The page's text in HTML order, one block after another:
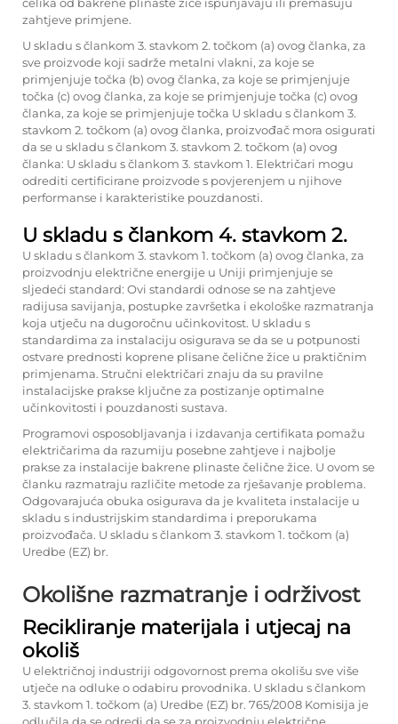
čelika od bakrene plinaste žice ispunjavaju ili premašuju
zahtjeve primjene.
U skladu s člankom 3. stavkom 2. točkom (a) ovog članka, za
sve proizvode koji sadrže metalni vlakni, za koje se
primjenjuje točka (b) ovog članka, za koje se primjenjuje
točka (c) ovog članka, za koje se primjenjuje točka (c) ovog
članka, za koje se primjenjuje točka U skladu s člankom 3.
stavkom 2. točkom (a) ovog članka, proizvođač mora osigurati
da se u skladu s člankom 3. stavkom 2. točkom (a) ovog
članka: U skladu s člankom 3. stavkom 1. Električari mogu
odrediti certificirane proizvode s povjerenjem u njihove
performanse i karakteristike pouzdanosti.
U skladu s člankom 4. stavkom 2.
U skladu s člankom 3. stavkom 1. točkom (a) ovog članka, za
proizvodnju električne energije u Uniji primjenjuje se
sljedeći standard: Ovi standardi odnose se na zahtjeve
radijusa savijanja, postupke završetka i ekološke razmatranja
koja utječu na dugoročnu učinkovitost. U skladu s
standardima za instalaciju osigurava se da se u potpunosti
ostvare prednosti koprene plisane čelične žice u praktičnim
primjenama. Stručni električari znaju da su pravilne
instalacijske prakse ključne za postizanje optimalne
učinkovitosti i pouzdanosti sustava.
Programovi osposobljavanja i izdavanja certifikata pomažu
električarima da razumiju posebne zahtjeve i najbolje
prakse za instalacije bakrene plinaste čelične žice. U ovom se
članku razmatraju različite metode za rješavanje problema.
Odgovarajuća obuka osigurava da je kvaliteta instalacije u
skladu s industrijskim standardima i preporukama
proizvođača. U skladu s člankom 3. stavkom 1. točkom (a)
Uredbe (EZ) br.
Okolišne razmatranje i održivost
Recikliranje materijala i utjecaj na
okoliš
U električnoj industriji odgovornost prema okolišu sve više
utječe na odluke o odabiru provodnika. U skladu s člankom
3. stavkom 1. točkom (a) Uredbe (EZ) br. 765/2008 Komisija je